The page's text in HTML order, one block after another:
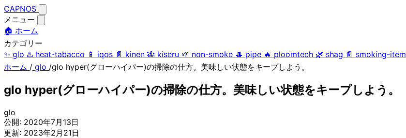
CAPNOS
メニュー
🏠 ホーム
カテゴリー
✨ glo ♨️ heat-tabacco 📱 iqos 📄 kinen 🎋 kiseru 🌱 non-smoke 🎩 pipe 🔥 ploomtech 🌿 shag 📄 smoking-item
ホーム / glo /glo hyper(グローハイパー)の掃除の仕方。美味しい状態をキープしよう。
glo hyper(グローハイパー)の掃除の仕方。美味しい状態をキープしよう。
glo
公開: 2020年7月13日
更新: 2023年2月21日